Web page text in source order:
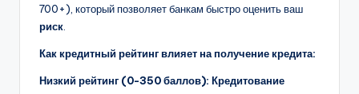
700+), который позволяет банкам быстро оценить ваш
риск
Как кредитный рейтинг влияет на получение кредита:
Низкий рейтинг (0-350 баллов): Кредитование